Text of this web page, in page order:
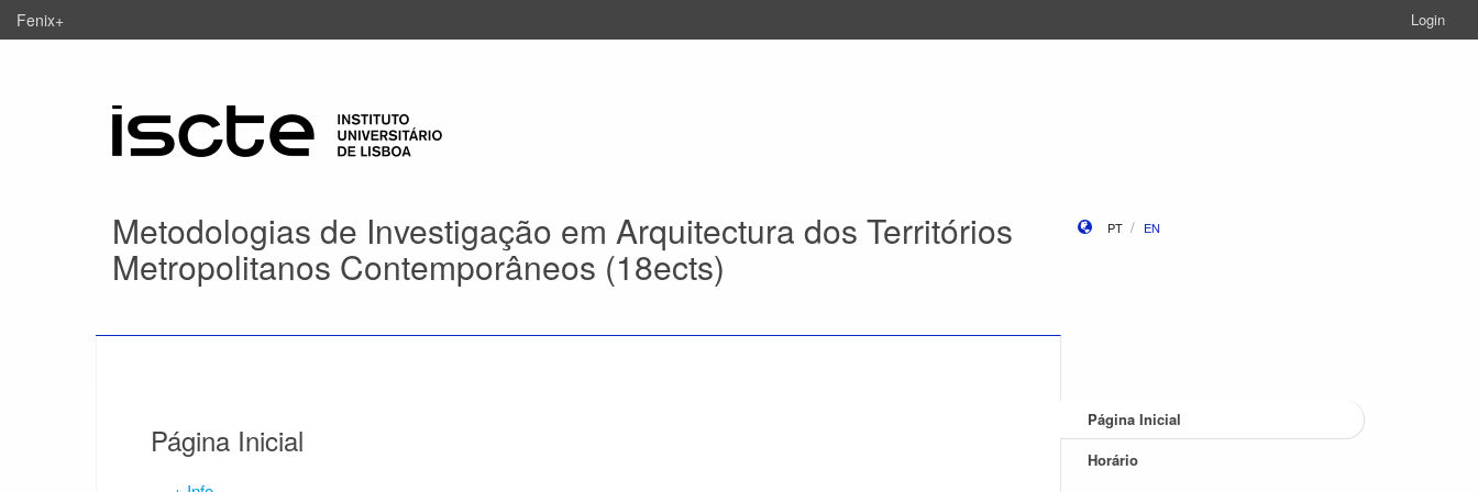
Fenix+ Login
Metodologias de Investigação em Arquitectura dos Territórios
Metropolitanos Contemporâneos (18ects)
PT EN
Página Inicial
Página Inicial
Horário